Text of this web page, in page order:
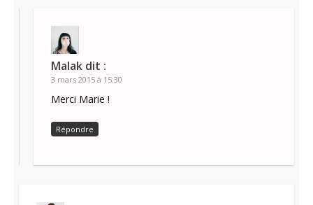
Malak dit :
3 mars 2015 à 15:30
Merci Marie !
Répondre